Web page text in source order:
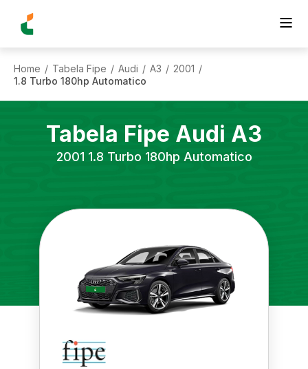
Home / Tabela Fipe / Audi / A3 / 2001 /
1.8 Turbo 180hp Automatico
Tabela Fipe Audi A3
2001 1.8 Turbo 180hp Automatico